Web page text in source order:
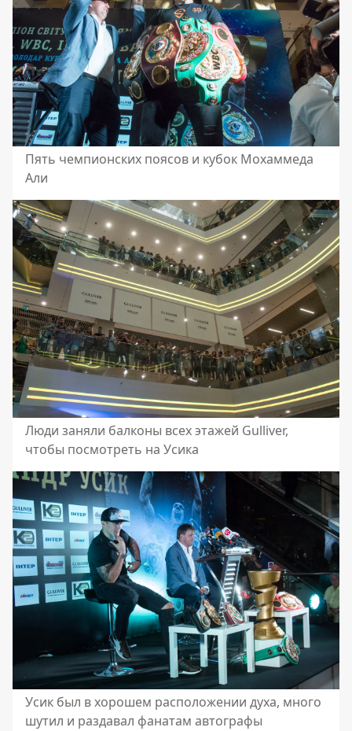
Пять чемпионских поясов и кубок Мохаммеда
Али
Люди заняли балконы всех этажей Gulliver,
чтобы посмотреть на Усика
Усик был в хорошем расположении духа, много
шутил и раздавал фанатам автографы